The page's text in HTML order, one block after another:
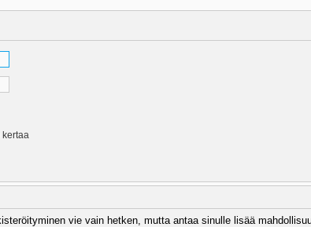
kertaa
vie vain hetken, mutta antaa sinulle lisää